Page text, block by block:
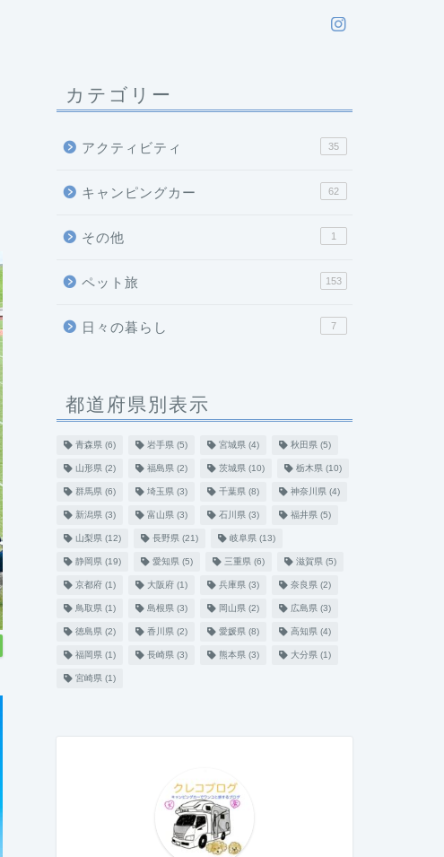
カテゴリー
アクティビティ 35
キャンピングカー 62
その他 1
ペット旅 153
日々の暮らし 7
都道府県別表示
青森県(6) 岩手県(5) 宮城県(4) 秋田県(5)
山形県(2) 福島県(2) 茨城県(10) 栃木県(10)
群馬県(6) 埼玉県(3) 千葉県(8) 神奈川県(4)
新潟県(3) 富山県(3) 石川県(3) 福井県(5)
山梨県(12) 長野県(21) 岐阜県(13)
静岡県(19) 愛知県(5) 三重県(6) 滋賀県(5)
京都府(1) 大阪府(1) 兵庫県(3) 奈良県(2)
鳥取県(1) 島根県(3) 岡山県(2) 広島県(3)
徳島県(2) 香川県(2) 愛媛県(8) 高知県(4)
福岡県(1) 長崎県(3) 熊本県(3) 大分県(1)
宮崎県(1)